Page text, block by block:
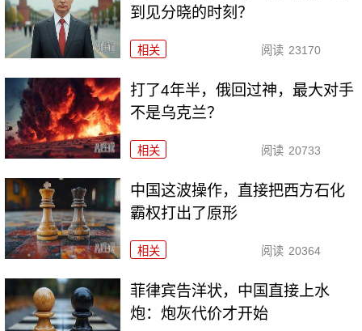
到见分晓的时刻？
相关 阅读 23170
打了4年半，俄回过神，最大对手
不是乌克兰？
相关 阅读 20733
中国这波操作，直接把西方石化
霸权打出了原形
相关 阅读 20364
菲律宾告洋状，中国直接上水
炮：炮灰代价才开始